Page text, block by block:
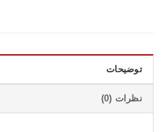
توضیحات
نظرات (0)